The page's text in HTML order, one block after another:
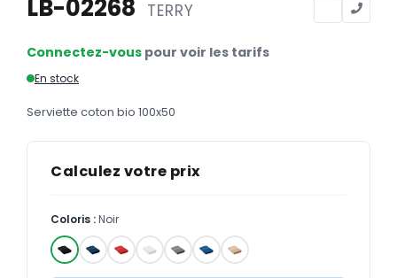
Chemises
Bons de commande
GRAND FORMAT
LB-02268 TERRY
Connectez-vous pour voir les tarifs
En stock
Serviette coton bio 100x50
Calculez votre prix
Coloris :Noir